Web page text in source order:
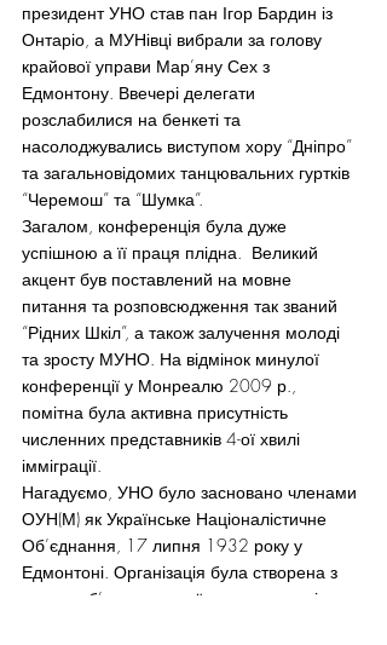
президент УНО став пан Ігор Бардин із
Онтаріо, а МУНівці вибрали за голову
крайової управи Мар’яну Сех з
Едмонтону. Ввечері делегати
розслабилися на бенкеті та
насолоджувались виступом хору “Дніпро”
та загальновідомих танцювальних гуртків
“Черемош” та “Шумка”.
Загалом, конференція була дуже
успішною а її праця плідна.  Великий
акцент був поставлений на мовне
питання та розповсюдження так званий
“Рідних Шкіл”, а також залучення молоді
та зросту МУНО. На відмінок минулої
конференції у Монреалю 2009 р.,
помітна була активна присутність
численних представників 4-ої хвилі
імміграції.
Нагадуємо, УНО було засновано членами
ОУН(М) як Українське Націоналістичне
Об’єднання, 17 липня 1932 року у
Едмонтоні. Організація була створена з
метою об’єднати українських канадців